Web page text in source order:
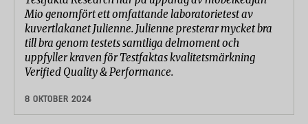
Mio genomfört ett omfattande laboratorietest av
kuvertlakanet Julienne. Julienne presterar mycket bra
till bra genom testets samtliga delmoment och
uppfyller kraven för Testfaktas kvalitetsmärkning
Verified Quality & Performance.
8 OKTOBER 2024